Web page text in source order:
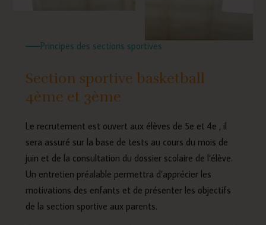
Principes des sections sportives
Section sportive basketball
4ème et 3ème
Le recrutement est ouvert aux élèves de 5e et 4e , il
sera assuré sur la base de tests au cours du mois de
juin et de la consultation du dossier scolaire de l’élève.
Un entretien préalable permettra d’apprécier les
motivations des enfants et de présenter les objectifs
de la section sportive aux parents.